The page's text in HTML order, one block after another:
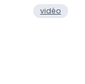
vidéo